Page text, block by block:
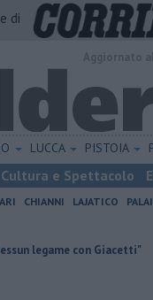
di
LUCCA PISTOIA
Cultura e Spettacolo
CHIANNI LAJATICO
con Giacetti" Bus, la